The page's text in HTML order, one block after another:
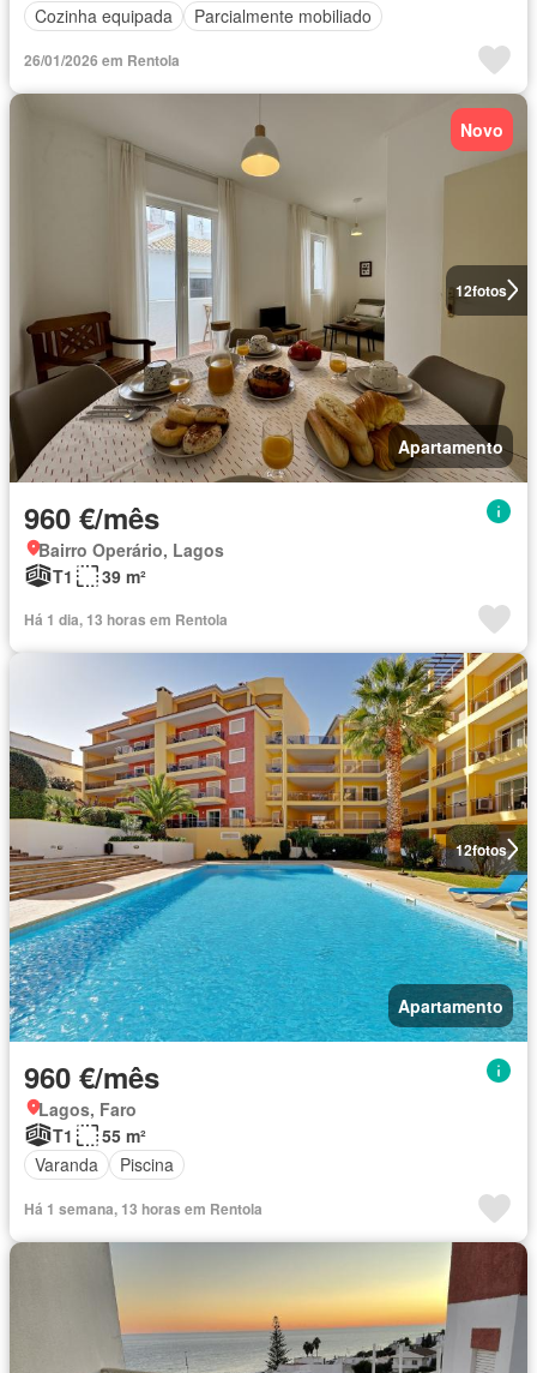
Cozinha equipada
Parcialmente mobiliado
26/01/2026 em Rentola
12fotos
Novo
Apartamento
960 €/mês
Bairro Operário, Lagos
T1
39 m²
Há 1 dia, 13 horas em Rentola
12fotos
Apartamento
960 €/mês
Lagos, Faro
T1
55 m²
Varanda
Piscina
Há 1 semana, 13 horas em Rentola